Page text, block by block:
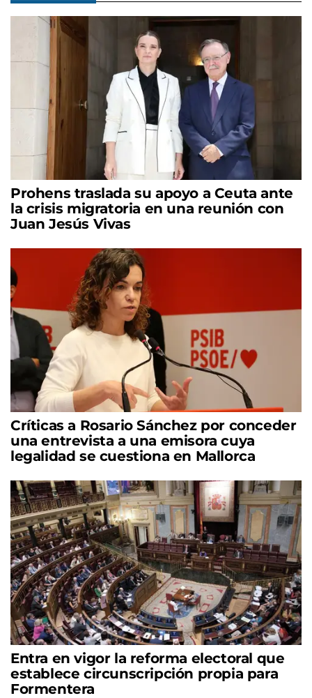
Prohens traslada su apoyo a Ceuta ante
la crisis migratoria en una reunión con
Juan Jesús Vivas
Críticas a Rosario Sánchez por conceder
una entrevista a una emisora cuya
legalidad se cuestiona en Mallorca
Entra en vigor la reforma electoral que
establece circunscripción propia para
Formentera